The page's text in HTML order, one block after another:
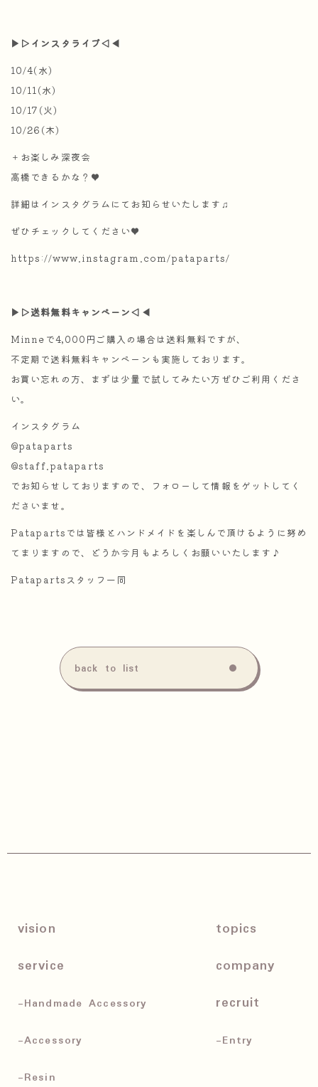
▶︎▷インスタライブ◁◀︎
10/4(水)
10/11(水)
10/17(火)
10/26(木)
＋お楽しみ深夜会
高橋できるかな？♥︎
詳細はインスタグラムにてお知らせいたします♫
ぜひチェックしてください♥︎
https://www.instagram.com/pataparts/
▶︎▷送料無料キャンペーン◁◀︎
Minneで4,000円ご購入の場合は送料無料ですが、
不定期で送料無料キャンペーンも実施しております。
お買い忘れの方、まずは少量で試してみたい方ぜひご利用くださ
い。
インスタグラム
@pataparts
@staff.pataparts
でお知らせしておりますので、フォローして情報をゲットしてく
ださいませ。
Patapartsでは皆様とハンドメイドを楽しんで頂けるように努め
てまりますので、どうか今月もよろしくお願いいたします♪
Patapartsスタッフ一同
back to list
vision
service
-Handmade Accessory
-Accessory
-Resin
topics
company
recruit
-Entry